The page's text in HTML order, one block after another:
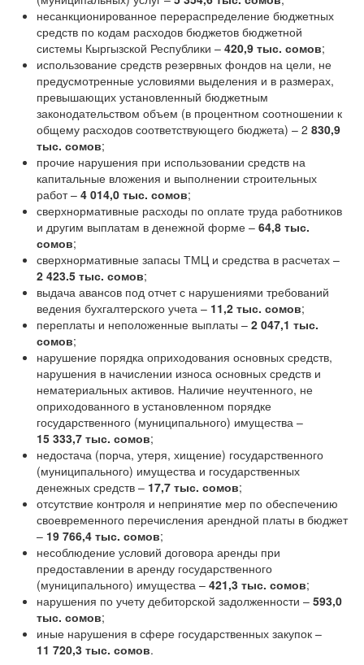
несанкционированное перераспределение бюджетных
средств по кодам расходов бюджетов бюджетной
системы Кыргызской Республики – 420,9 тыс. сомов;
использование средств резервных фондов на цели, не
предусмотренные условиями выделения и в размерах,
превышающих установленный бюджетным
законодательством объем (в процентном соотношении к
общему расходов соответствующего бюджета) – 2 830,9
тыс. сомов;
прочие нарушения при использовании средств на
капитальные вложения и выполнении строительных
работ – 4 014,0 тыс. сомов;
сверхнормативные расходы по оплате труда работников
и другим выплатам в денежной форме – 64,8 тыс.
сомов;
сверхнормативные запасы ТМЦ и средства в расчетах –
2 423.5 тыс. сомов;
выдача авансов под отчет с нарушениями требований
ведения бухгалтерского учета – 11,2 тыс. сомов;
переплаты и неположенные выплаты – 2 047,1 тыс.
сомов;
нарушение порядка оприходования основных средств,
нарушения в начислении износа основных средств и
нематериальных активов. Наличие неучтенного, не
оприходованного в установленном порядке
государственного (муниципального) имущества –
15 333,7 тыс. сомов;
недостача (порча, утеря, хищение) государственного
(муниципального) имущества и государственных
денежных средств – 17,7 тыс. сомов;
отсутствие контроля и непринятие мер по обеспечению
своевременного перечисления арендной платы в бюджет
– 19 766,4 тыс. сомов;
несоблюдение условий договора аренды при
предоставлении в аренду государственного
(муниципального) имущества – 421,3 тыс. сомов;
нарушения по учету дебиторской задолженности – 593,0
тыс. сомов;
иные нарушения в сфере государственных закупок –
11 720,3 тыс. сомов.